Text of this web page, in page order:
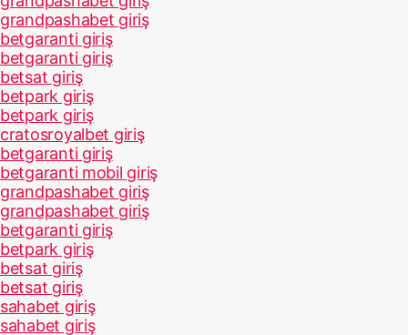
grandpashabet giriş
betgaranti giriş
betgaranti giriş
betsat giriş
betpark giriş
betpark giriş
cratosroyalbet giriş
betgaranti giriş
betgaranti mobil giriş
grandpashabet giriş
grandpashabet giriş
betgaranti giriş
betpark giriş
betsat giriş
betsat giriş
sahabet giriş
sahabet giriş